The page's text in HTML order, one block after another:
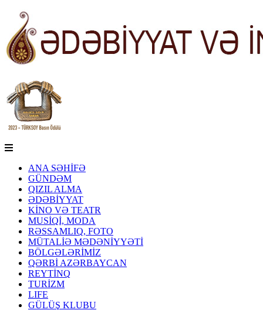
ANA SƏHİFƏ
GÜNDƏM
QIZIL ALMA
ƏDƏBİYYAT
KİNO VƏ TEATR
MUSİQİ, MODA
RƏSSAMLIQ, FOTO
MÜTALİƏ MƏDƏNİYYƏTİ
BÖLGƏLƏRİMİZ
QƏRBİ AZƏRBAYCAN
REYTİNQ
TURİZM
LIFE
GÜLÜŞ KLUBU